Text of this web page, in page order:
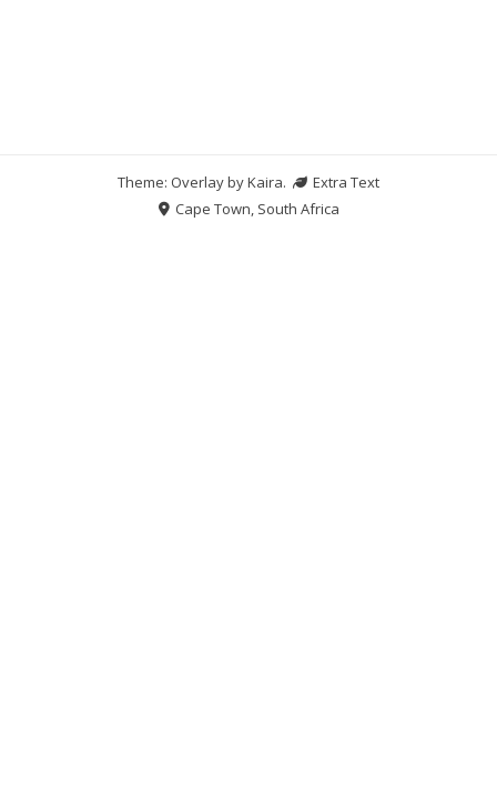
Theme: Overlay byKaira.
Extra Text
Cape Town, South Africa